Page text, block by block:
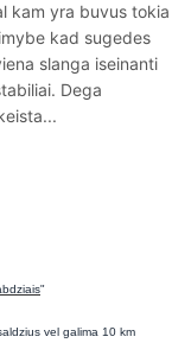
kam yra buvus tokia
kad sugedes
slanga iseinanti
Dega
"
vel galima 10 km